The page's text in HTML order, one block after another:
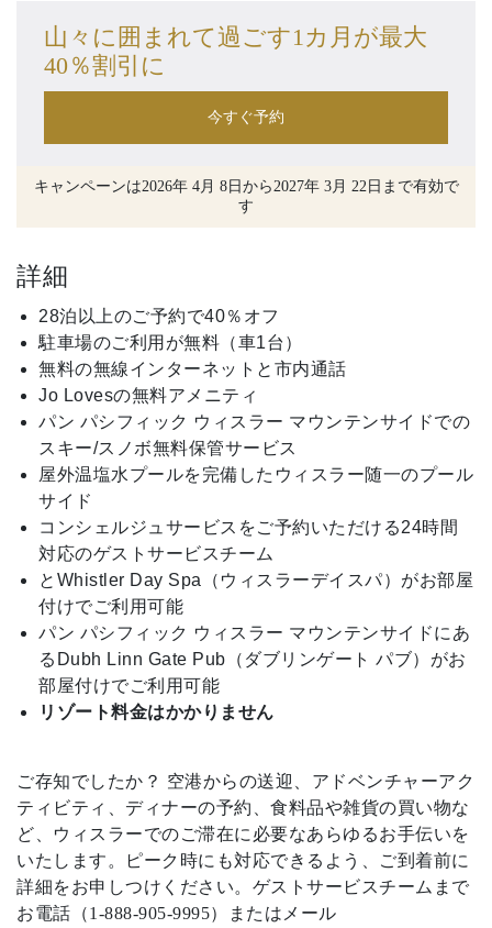
山々に囲まれて過ごす1カ月が最大
40％割引に
今すぐ予約
キャンペーンは2026年 4月 8日から2027年 3月 22日まで有効で
す
詳細
28泊以上のご予約で40％オフ
駐車場のご利用が無料（車1台）
無料の無線インターネットと市内通話
Jo Lovesの無料アメニティ
パン パシフィック ウィスラー マウンテンサイドでの
スキー/スノボ無料保管サービス
屋外温塩水プールを完備したウィスラー随一のプール
サイド
コンシェルジュサービスをご予約いただける24時間
対応のゲストサービスチーム
とWhistler Day Spa（ウィスラーデイスパ）がお部屋
付けでご利用可能
パン パシフィック ウィスラー マウンテンサイドにあ
るDubh Linn Gate Pub（ダブリンゲート パブ）がお
部屋付けでご利用可能
リゾート料金はかかりません
ご存知でしたか？ 空港からの送迎、アドベンチャーアク
ティビティ、ディナーの予約、食料品や雑貨の買い物な
ど、ウィスラーでのご滞在に必要なあらゆるお手伝いを
いたします。ピーク時にも対応できるよう、ご到着前に
詳細をお申しつけください。ゲストサービスチームまで
お電話（1-888-905-9995）またはメール